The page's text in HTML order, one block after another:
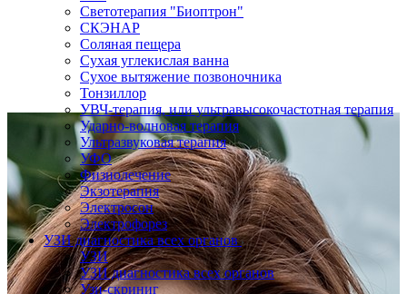
Светотерапия "Биоптрон"
СКЭНАР
Соляная пещера
Сухая углекислая ванна
Сухое вытяжение позвоночника
Тонзиллор
УВЧ-терапия, или ультравысокочастотная терапия
Ударно-волновая терапия
Ультразвуковая терапия
УФО
Физиолечение
Экзотерапия
Электросон
Электрофорез
УЗИ диагностика всех органов
УЗИ
УЗИ диагностика всех органов
Узи-скриниг